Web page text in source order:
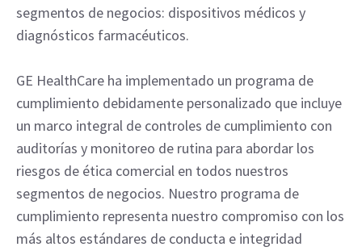
segmentos de negocios: dispositivos médicos y
diagnósticos farmacéuticos.
GE HealthCare ha implementado un programa de
cumplimiento debidamente personalizado que incluye
un marco integral de controles de cumplimiento con
auditorías y monitoreo de rutina para abordar los
riesgos de ética comercial en todos nuestros
segmentos de negocios. Nuestro programa de
cumplimiento representa nuestro compromiso con los
más altos estándares de conducta e integridad